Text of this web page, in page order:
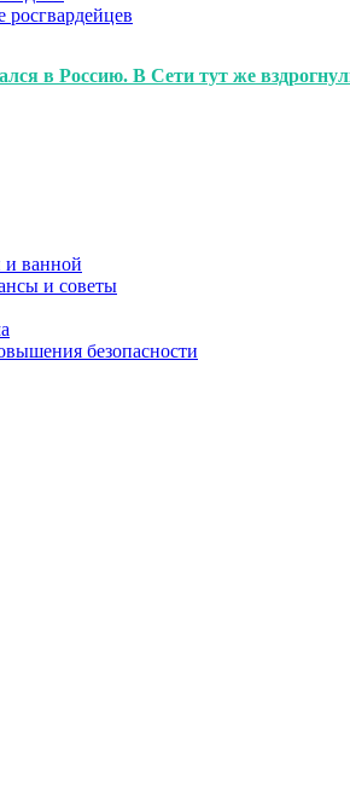
в Россию. В Сети тут же
и ванной
и советы
безопасности